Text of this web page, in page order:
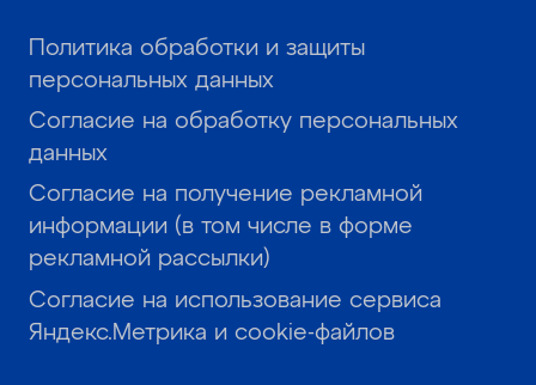
Политика обработки и защиты
персональных данных
Согласие на обработку персональных
данных
Согласие на получение рекламной
информации (в том числе в форме
рекламной рассылки)
Согласие на использование сервиса
Яндекс.Метрика и cookie-файлов